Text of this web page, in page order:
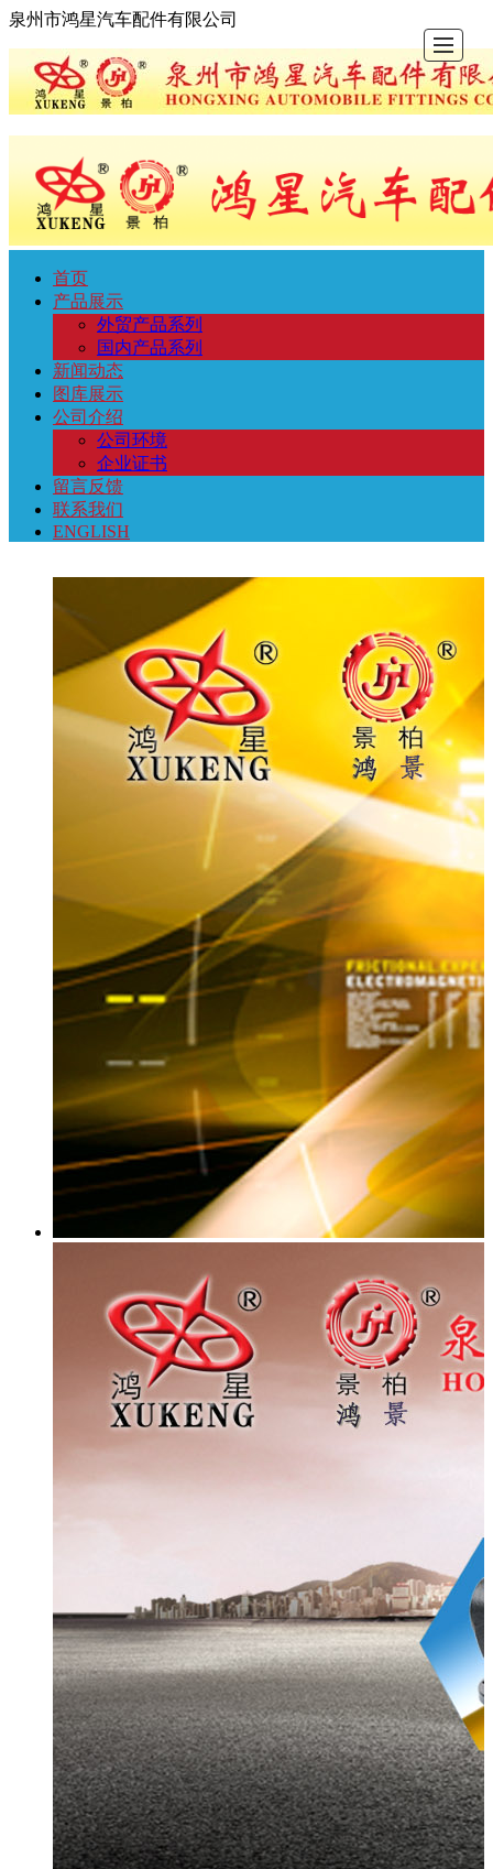
泉州市鸿星汽车配件有限公司
首
品
展
示
闻
态
首页
产品展示
外贸产品系列
国内产品系列
新闻动态
图库展示
公司介绍
公司环境
企业证书
留言反馈
联系我们
ENGLISH